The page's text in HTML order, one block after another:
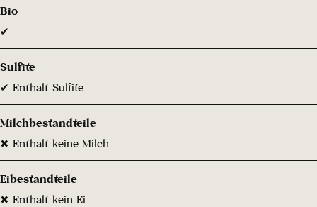
Bio
✔
Sulfite
✔ Enthält Sulfite
Milchbestandteile
✖ Enthält keine Milch
Eibestandteile
✖ Enthält kein Ei